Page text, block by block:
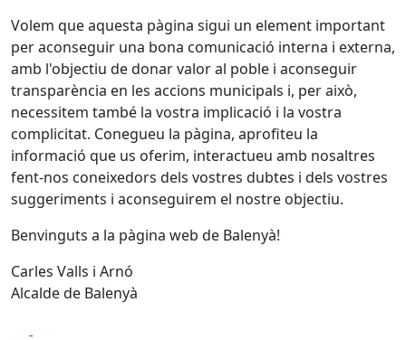
Volem que aquesta pàgina sigui un element important
per aconseguir una bona comunicació interna i externa,
amb l'objectiu de donar valor al poble i aconseguir
transparència en les accions municipals i, per això,
necessitem també la vostra implicació i la vostra
complicitat. Conegueu la pàgina, aprofiteu la
informació que us oferim, interactueu amb nosaltres
fent-nos coneixedors dels vostres dubtes i dels vostres
suggeriments i aconseguirem el nostre objectiu.
Benvinguts a la pàgina web de Balenyà!
Carles Valls i Arnó
Alcalde de Balenyà